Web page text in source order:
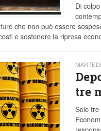
Di
che non può essere
e sostenere la ripresa
tre
Solo